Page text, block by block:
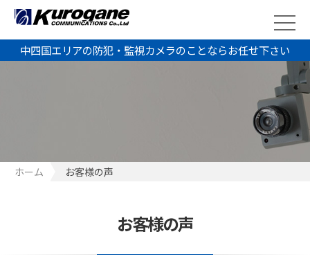
中四国エリアの防犯・監視カメラのことならお任せ下さい
ホーム お客様の声
お客様の声